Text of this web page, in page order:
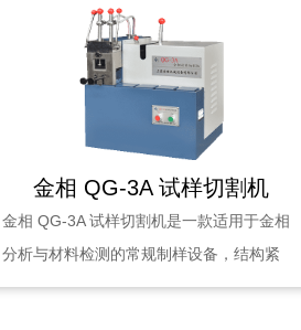
金相 QG-3A 试样切割机
金相 QG-3A 试样切割机是一款适用于金相
分析与材料检测的常规制样设备，结构紧
凑、运行···